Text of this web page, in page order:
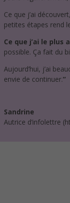
Ce que j’ai
petites étapes rend
Ce que j’ai le plus
possible. Ça fait du
Aujourd’hui, j’ai
envie de continuer.“
Sandrine
Autrice d’infolettre